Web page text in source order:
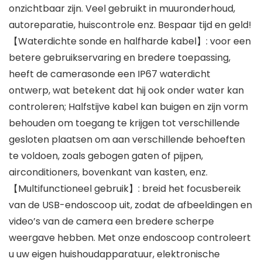
onzichtbaar zijn. Veel gebruikt in muuronderhoud,
autoreparatie, huiscontrole enz. Bespaar tijd en geld!
【Waterdichte sonde en halfharde kabel】: voor een
betere gebruikservaring en bredere toepassing,
heeft de camerasonde een IP67 waterdicht
ontwerp, wat betekent dat hij ook onder water kan
controleren; Halfstijve kabel kan buigen en zijn vorm
behouden om toegang te krijgen tot verschillende
gesloten plaatsen om aan verschillende behoeften
te voldoen, zoals gebogen gaten of pijpen,
airconditioners, bovenkant van kasten, enz.
【Multifunctioneel gebruik】: breid het focusbereik
van de USB-endoscoop uit, zodat de afbeeldingen en
video’s van de camera een bredere scherpe
weergave hebben. Met onze endoscoop controleert
u uw eigen huishoudapparatuur, elektronische